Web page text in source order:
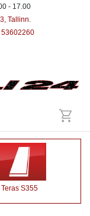
- 17.00
Tallinn.
Teras S355